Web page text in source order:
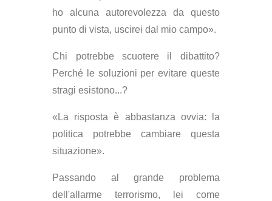
ho alcuna autorevolezza da questo
punto di vista, uscirei dal mio campo».
Chi potrebbe scuotere il dibattito?
Perché le soluzioni per evitare queste
stragi esistono...?
«La risposta è abbastanza ovvia: la
politica potrebbe cambiare questa
situazione».
Passando al grande problema
dell'allarme terrorismo, lei come